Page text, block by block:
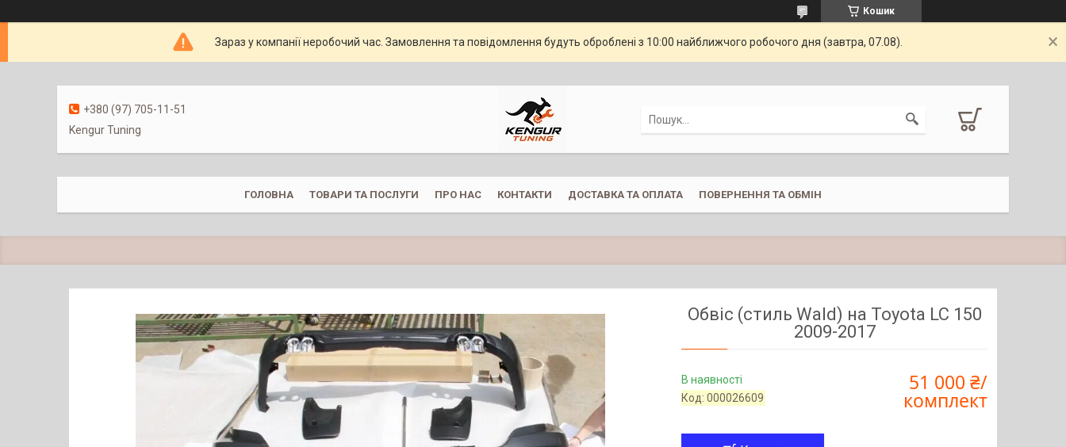
Кошик
Зараз у компанії неробочий час. Замовлення та повідомлення будуть оброблені з 10:00 найближчого робочого дня (завтра, 07.08).
+380 (97) 705-11-51
Kengur Tuning
ГОЛОВНА ТОВАРИ ТА ПОСЛУГИ ПРО НАС КОНТАКТИ ДОСТАВКА ТА ОПЛАТА ПОВЕРНЕННЯ ТА ОБМІН
Обвіс (стиль Wald) на Toyota LC 150
2009-2017
В наявності
Код:000026609
51 000 ₴/
комплект